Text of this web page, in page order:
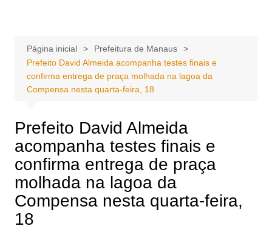
conteúdoPágina inicial
Prefeitura de Manaus
Prefeito David Almeida acompanha testes finais e
confirma entrega de praça molhada na lagoa da
Compensa nesta quarta-feira, 18
Prefeito David Almeida
acompanha testes finais e
confirma entrega de praça
molhada na lagoa da
Compensa nesta quarta-feira,
18